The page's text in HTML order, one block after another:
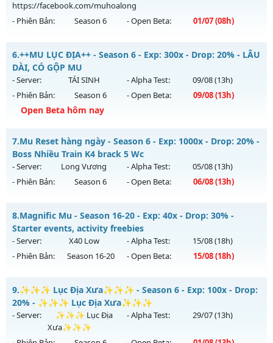
31/07/2626
Exp: 9999x - Drop: 99%
Thể loại: Mu Nguyên bản Webzen
Antihack: Xshiel
https://facebook.com/muhoalong
- Phiên Bản: Season 6 - Open Beta: 01/07(08h)
Mu mới ra tháng 07 2026 - Mở máy chủ
https://facebook.com/muhoalongvào 08h ngày
01/07/2626
Exp: 9999x - Drop: 99%
Thể loại: Mu Nguyên bản Webzen
Antihack: Xshiel
6.++MU LỤC ĐỊA++ - Season 6 - Exp: 300x - Drop: 20% - LÂU
DÀI, CÓ GỘP MU
- Server: TÁI SINH - Alpha Test: 09/08(13h)
- Phiên Bản:
Season 6 - Open Beta: 09/08(13h)
Open Beta hôm nay
++MU LỤC ĐỊA++ - LÂU DÀI, CÓ GỘP MU
Mu mới ra tháng 08 2026 - Mở máy chủ
ngày 09/08/2626
Exp: 300x - Drop: 20%
Thể loại: Mu Nguyên bản Webzen
Antihack: GoldShield
7.Mu Reset hàng ngày - Season 6 - Exp: 1000x - Drop: 20% -
Boss Nhiều Train K4 brack 5 Wc
- Server: Long Vương - Alpha Test: 05/08(13h)
- Phiên Bản:
Season 6 - Open Beta: 06/08(13h)
Mu Reset hàng ngày - Boss Nhiều Train K4 brack 5 Wc
Mu mới ra tháng 08 2026 - Mở máy chủ
13h ngày 06/08/2626
Exp: 1000x - Drop: 20%
Thể loại: Mu Nguyên bản Webzen
Antihack: GameGuard
8.Magnific Mu - Season 16-20 - Exp: 40x - Drop: 30% -
Starter events, activity freebies
- Server: X40 Low - Alpha Test: 15/08(18h)
- Phiên Bản:
Season 16-20 - Open Beta: 15/08(18h)
Magnific Mu - Starter events, activity freebies
Mu mới ra tháng 08 2026 - Mở máy chủ
ngày 15/08/2626
Exp: 40x - Drop: 30%
9.✨✨✨ Lục Địa Xưa✨✨✨ - Season 6 - Exp: 100x - Drop:
20% - ✨✨✨ Lục Địa Xưa✨✨✨
- Server:
✨✨✨ Lục Địa
Xưa✨✨✨
- Alpha Test: 29/07(13h)